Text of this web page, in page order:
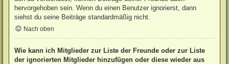
hervorgehoben sein. Wenn du einen Benutzer ignorierst, dann
siehst du seine Beiträge standardmäßig nicht.
Nach oben
Wie kann ich Mitglieder zur Liste der Freunde oder zur Liste
der ignorierten Mitglieder hinzufügen oder diese wieder aus